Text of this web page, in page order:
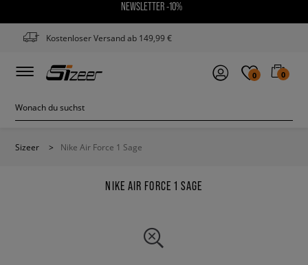
NEWSLETTER -10%
Kostenloser Versand ab 149,99 €
0 0
Sizeer > Nike Air Force 1 Sage
NIKE AIR FORCE 1 SAGE